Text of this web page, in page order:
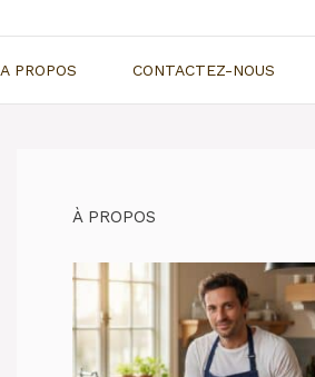
A PROPOS CONTACTEZ-NOUS
À PROPOS